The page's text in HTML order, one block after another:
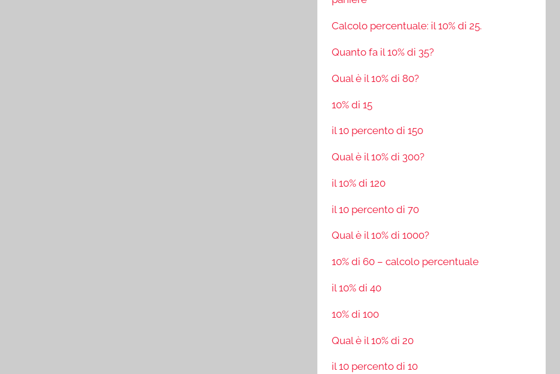
Calcolo percentuale: il 10% di 25.
Quanto fa il 10% di 35?
Qual è il 10% di 80?
10% di 15
il 10 percento di 150
Qual è il 10% di 300?
il 10% di 120
il 10 percento di 70
Qual è il 10% di 1000?
10% di 60 – calcolo percentuale
il 10% di 40
10% di 100
Qual è il 10% di 20
il 10 percento di 10